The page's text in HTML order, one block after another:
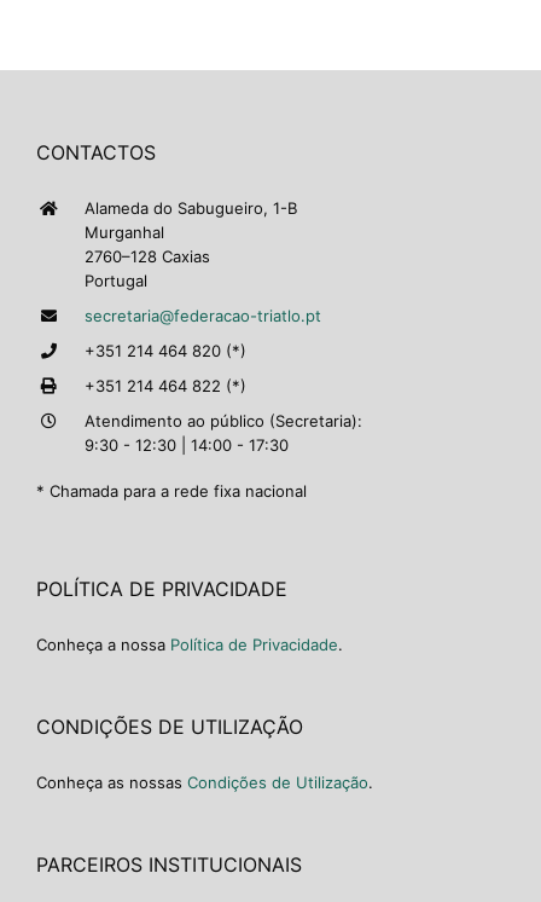
CONTACTOS
Alameda do Sabugueiro, 1-B
Murganhal
2760–128 Caxias
Portugal
secretaria@federacao-triatlo.pt
+351 214 464 820 (*)
+351 214 464 822 (*)
Atendimento ao público (Secretaria):
9:30 - 12:30 | 14:00 - 17:30
* Chamada para a rede fixa nacional
POLÍTICA DE PRIVACIDADE
Conheça a nossa Política de Privacidade.
CONDIÇÕES DE UTILIZAÇÃO
Conheça as nossas Condições de Utilização.
PARCEIROS INSTITUCIONAIS